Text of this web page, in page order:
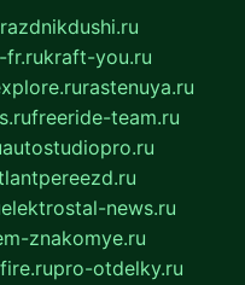
fr.rukraft-you.ru
rastenuya.ru
freeride-team.ru
autostudiopro.ru
elektrostal-news.ru
znakomye.ru
pro-otdelky.ru